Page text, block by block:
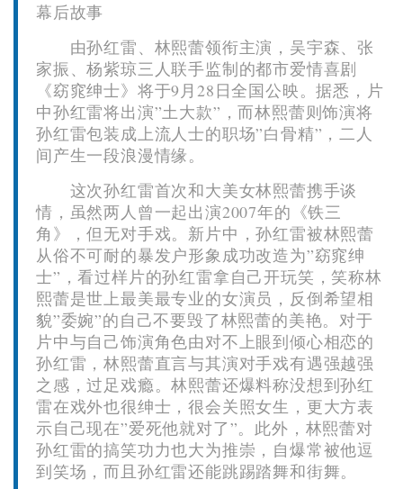
幕后故事
由孙红雷、林熙蕾领衔主演，吴宇森、张
家振、杨紫琼三人联手监制的都市爱情喜剧
《窈窕绅士》将于9月28日全国公映。据悉，片
中孙红雷将出演”土大款”，而林熙蕾则饰演将
孙红雷包装成上流人士的职场”白骨精”，二人
间产生一段浪漫情缘。
这次孙红雷首次和大美女林熙蕾携手谈
情，虽然两人曾一起出演2007年的《铁三
角》，但无对手戏。新片中，孙红雷被林熙蕾
从俗不可耐的暴发户形象成功改造为”窈窕绅
士”，看过样片的孙红雷拿自己开玩笑，笑称林
熙蕾是世上最美最专业的女演员，反倒希望相
貌”委婉”的自己不要毁了林熙蕾的美艳。对于
片中与自己饰演角色由对不上眼到倾心相恋的
孙红雷，林熙蕾直言与其演对手戏有遇强越强
之感，过足戏瘾。林熙蕾还爆料称没想到孙红
雷在戏外也很绅士，很会关照女生，更大方表
示自己现在”爱死他就对了”。此外，林熙蕾对
孙红雷的搞笑功力也大为推崇，自爆常被他逗
到笑场，而且孙红雷还能跳踢踏舞和街舞。